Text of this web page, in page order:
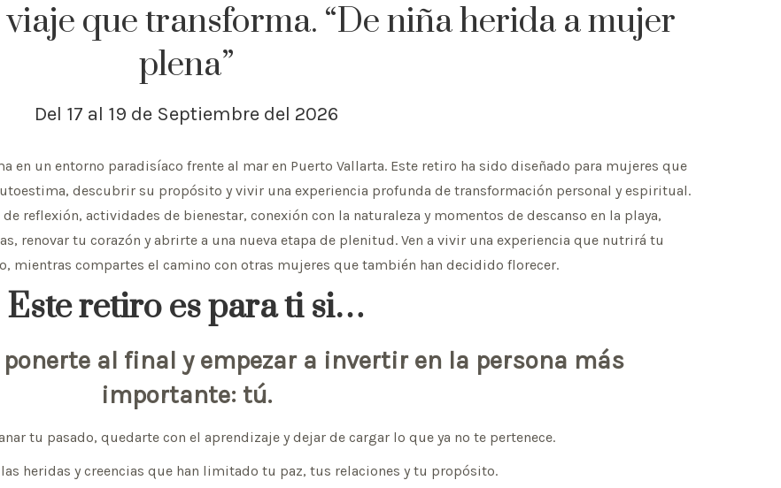
que transforma. “De niña herida a mujer
plena”
Del 17 al 19 de Septiembre del 2026
en un entorno paradisíaco frente al mar en Puerto Vallarta. Este retiro ha sido diseñado para mujeres que
descubrir su propósito y vivir una experiencia profunda de transformación personal y espiritual.
reflexión, actividades de bienestar, conexión con la naturaleza y momentos de descanso en la playa,
renovar tu corazón y abrirte a una nueva etapa de plenitud. Ven a vivir una experiencia que nutrirá tu
mientras compartes el camino con otras mujeres que también han decidido florecer.
Este retiro es para ti si…
al final y empezar a invertir en la persona más
importante: tú.
tu pasado, quedarte con el aprendizaje y dejar de cargar lo que ya no te pertenece.
heridas y creencias que han limitado tu paz, tus relaciones y tu propósito.